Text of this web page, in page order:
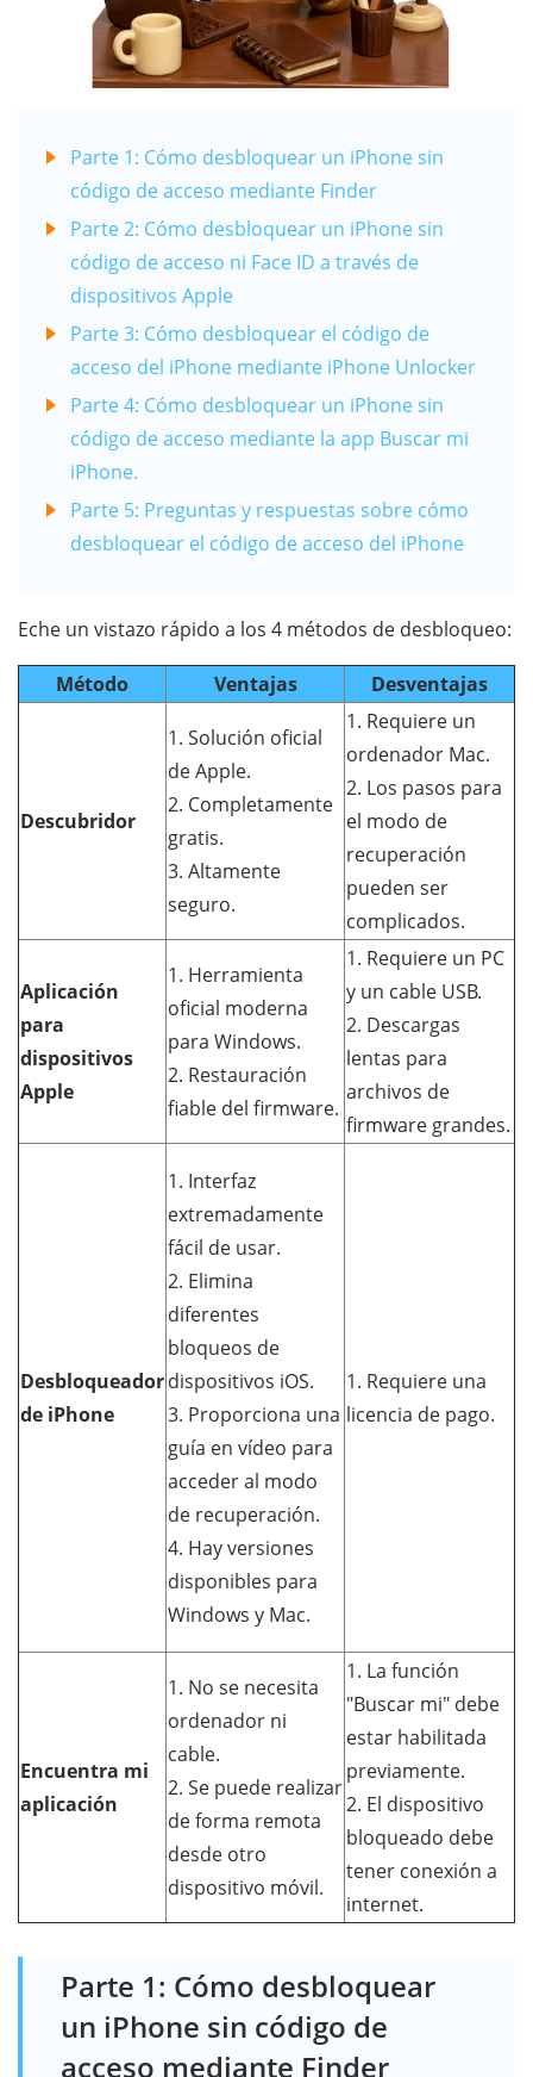
Parte 1: Cómo desbloquear un iPhone sin
código de acceso mediante Finder
Parte 2: Cómo desbloquear un iPhone sin
código de acceso ni Face ID a través de
dispositivos Apple
Parte 3: Cómo desbloquear el código de
acceso del iPhone mediante iPhone Unlocker
Parte 4: Cómo desbloquear un iPhone sin
código de acceso mediante la app Buscar mi
iPhone.
Parte 5: Preguntas y respuestas sobre cómo
desbloquear el código de acceso del iPhone
Eche un vistazo rápido a los 4 métodos de desbloqueo:
Método Ventajas Desventajas
Descubridor
1. Solución oficial
de Apple.
2. Completamente
gratis.
3. Altamente
seguro.
1. Requiere un
ordenador Mac.
2. Los pasos para
el modo de
recuperación
pueden ser
complicados.
Aplicación
para
dispositivos
Apple
1. Herramienta
oficial moderna
para Windows.
2. Restauración
fiable del firmware.
1. Requiere un PC
y un cable USB.
2. Descargas
lentas para
archivos de
firmware grandes.
Desbloqueador
de iPhone
1. Interfaz
extremadamente
fácil de usar.
2. Elimina
diferentes
bloqueos de
dispositivos iOS.
3. Proporciona una
guía en vídeo para
acceder al modo
de recuperación.
4. Hay versiones
disponibles para
Windows y Mac.
1. Requiere una
licencia de pago.
Encuentra mi
aplicación
1. No se necesita
ordenador ni
cable.
2. Se puede realizar
de forma remota
desde otro
dispositivo móvil.
1. La función
"Buscar mi" debe
estar habilitada
previamente.
2. El dispositivo
bloqueado debe
tener conexión a
internet.
Parte 1: Cómo desbloquear
un iPhone sin código de
acceso mediante Finder